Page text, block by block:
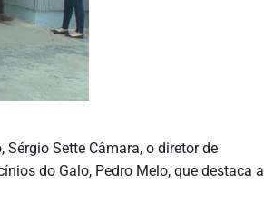
Sette Câmara, o diretor de
do Galo, Pedro Melo, que destaca a